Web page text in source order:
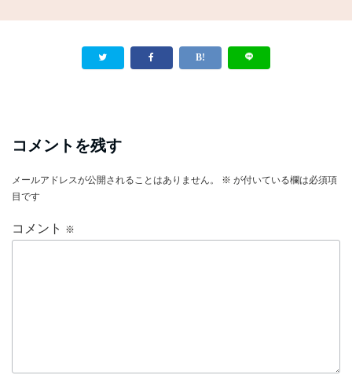
コメントを残す
メールアドレスが公開されることはありません。 ※ が付いている欄は必須項
目です
コメント ※